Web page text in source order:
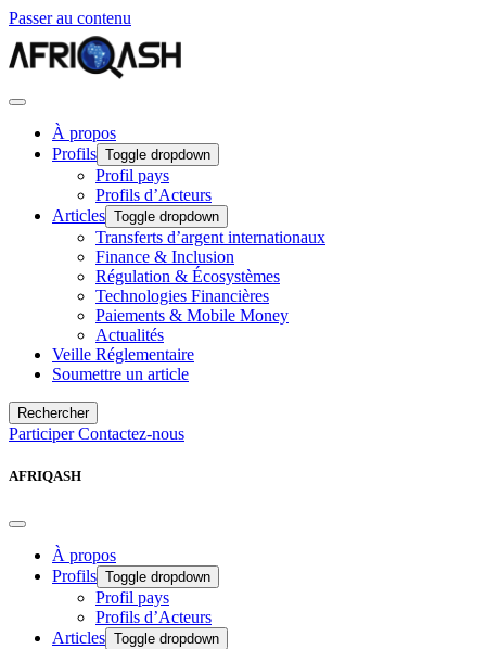
Passer au contenu
À propos
Profils Toggle dropdown
Profil pays
Profils d’Acteurs
Articles Toggle dropdown
Transferts d’argent internationaux
Finance & Inclusion
Régulation & Écosystèmes
Technologies Financières
Paiements & Mobile Money
Actualités
Veille Réglementaire
Soumettre un article
Rechercher
ParticiperContactez-nous
AFRIQASH
À propos
Profils Toggle dropdown
Profil pays
Profils d’Acteurs
Articles Toggle dropdown